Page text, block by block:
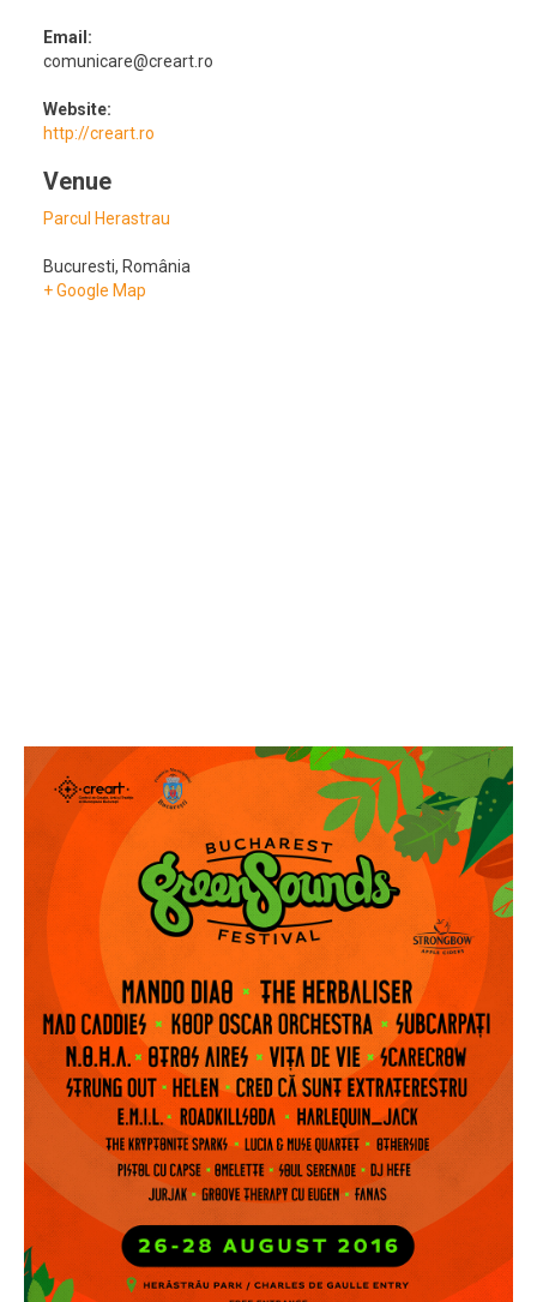
Email:
comunicare@creart.ro
Website:
http://creart.ro
Venue
Parcul Herastrau
Bucuresti, România
+ Google Map